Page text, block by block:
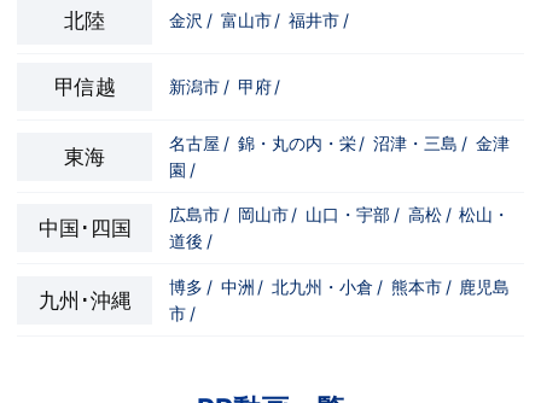
北陸 金沢 / 富山市 / 福井市 /
甲信越 新潟市 / 甲府 /
東海
名古屋 / 錦・丸の内・栄 / 沼津・三島 / 金津
園 /
中国･四国
広島市 / 岡山市 / 山口・宇部 / 高松 / 松山・
道後 /
九州･沖縄
博多 / 中洲 / 北九州・小倉 / 熊本市 / 鹿児島
市 /